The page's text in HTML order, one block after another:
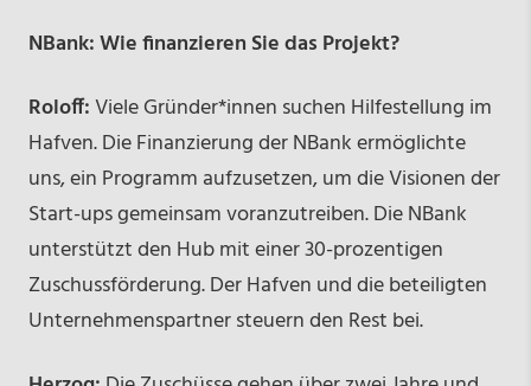
NBank: Wie finanzieren Sie das Projekt?
Roloff:Viele Gründer*innen suchen Hilfestellung im
Hafven. Die Finanzierung der NBank ermöglichte
uns, ein Programm aufzusetzen, um die Visionen der
Start-ups gemeinsam voranzutreiben. Die NBank
unterstützt den Hub mit einer 30-prozentigen
Zuschussförderung. Der Hafven und die beteiligten
Unternehmenspartner steuern den Rest bei.